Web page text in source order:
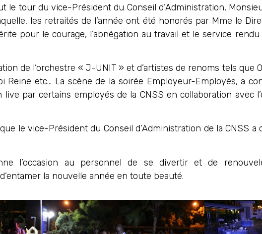
tour du vice-Président du Conseil d’Administration,
les retraités de l’année ont été honorés par Mme le
pour le courage, l’abnégation au travail et le service
de l’orchestre « J-UNIT » et d’artistes de renoms tels que
Reine etc… La scène de la soirée Employeur-Employés, a
par certains employés de la CNSS en collaboration avec
le vice-Président du Conseil d’Administration de la CNSS a
l’occasion au personnel de se divertir et de
la nouvelle année en toute beauté.